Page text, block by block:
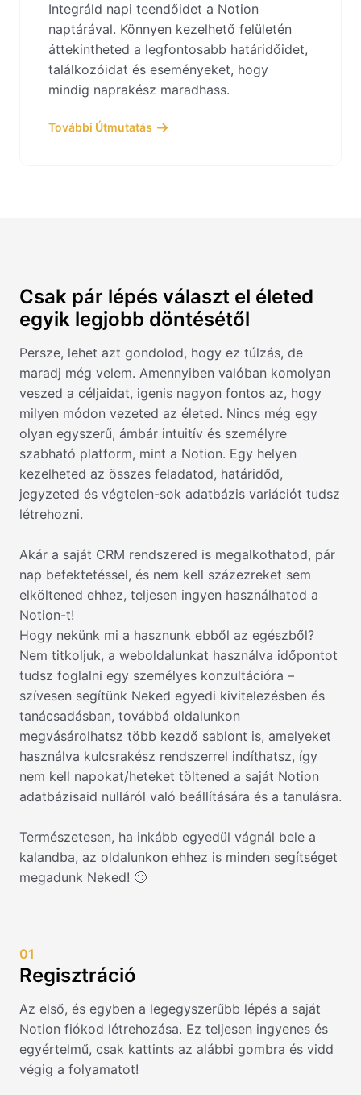
Integráld napi teendőidet a Notion
naptárával. Könnyen kezelhető felületén
áttekintheted a legfontosabb határidőidet,
találkozóidat és eseményeket, hogy
mindig naprakész maradhass.
További Útmutatás
Csak pár lépés választ el életed
egyik legjobb döntésétől
Persze, lehet azt gondolod, hogy ez túlzás, de
maradj még velem. Amennyiben valóban komolyan
veszed a céljaidat, igenis nagyon fontos az, hogy
milyen módon vezeted az életed. Nincs még egy
olyan egyszerű, ámbár intuitív és személyre
szabható platform, mint a Notion. Egy helyen
kezelheted az összes feladatod, határidőd,
jegyzeted és végtelen-sok adatbázis variációt tudsz
létrehozni.
Akár a saját CRM rendszered is megalkothatod, pár
nap befektetéssel, és nem kell százezreket sem
elköltened ehhez, teljesen ingyen használhatod a
Notion-t!
Hogy nekünk mi a hasznunk ebből az egészből?
Nem titkoljuk, a weboldalunkat használva időpontot
tudsz foglalni egy személyes konzultációra –
szívesen segítünk Neked egyedi kivitelezésben és
tanácsadásban, továbbá oldalunkon
megvásárolhatsz több kezdő sablont is, amelyeket
használva kulcsrakész rendszerrel indíthatsz, így
nem kell napokat/heteket töltened a saját Notion
adatbázisaid nulláról való beállítására és a tanulásra.
Természetesen, ha inkább egyedül vágnál bele a
kalandba, az oldalunkon ehhez is minden segítséget
megadunk Neked! 🙂
01
Regisztráció
Az első, és egyben a legegyszerűbb lépés a saját
Notion fiókod létrehozása. Ez teljesen ingyenes és
egyértelmű, csak kattints az alábbi gombra és vidd
végig a folyamatot!